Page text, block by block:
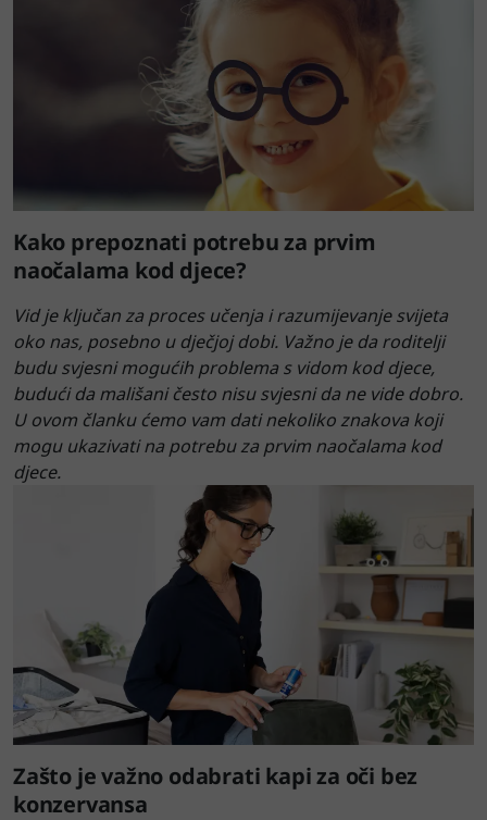
Kako prepoznati potrebu za prvim
naočalama kod djece?
Vid je ključan za proces učenja i razumijevanje svijeta
oko nas, posebno u dječjoj dobi. Važno je da roditelji
budu svjesni mogućih problema s vidom kod djece,
budući da mališani često nisu svjesni da ne vide dobro.
U ovom članku ćemo vam dati nekoliko znakova koji
mogu ukazivati na potrebu za prvim naočalama kod
djece.
Zašto je važno odabrati kapi za oči bez
konzervansa